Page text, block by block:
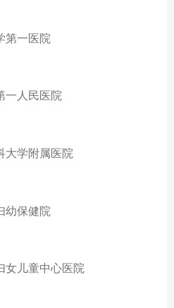
第一医院
一人民医院
大学附属医院
幼保健院
女儿童中心医院